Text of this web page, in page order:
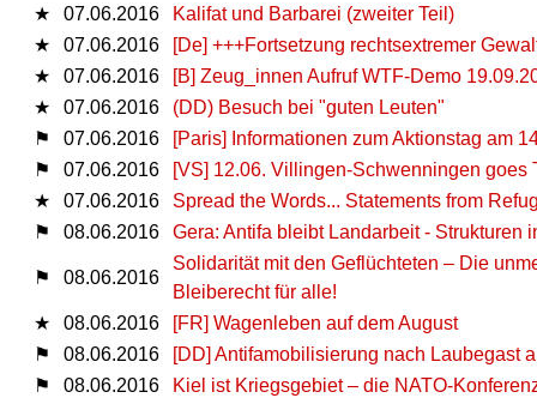
★
07.06.2016
Kalifat und Barbarei (zweiter Teil)
★
07.06.2016
[De] +++Fortsetzung rechtsextremer
★
07.06.2016
[B] Zeug_innen Aufruf WTF-Demo
★
07.06.2016
(DD) Besuch bei "guten Leuten"
⚑
07.06.2016
[Paris] Informationen zum Aktionstag am
⚑
07.06.2016
[VS] 12.06. Villingen-Schwenningen goes
★
07.06.2016
Spread the Words... Statements from
⚑
08.06.2016 Gera: Antifa bleibt Landarbeit - Strukturen
⚑ 08.06.2016
Solidarität mit den Geflüchteten – Die
Bleiberecht für alle!
★
08.06.2016
[FR] Wagenleben auf dem August
⚑
08.06.2016
[DD] Antifamobilisierung nach Laubegast
⚑
08.06.2016
Kiel ist Kriegsgebiet – die NATO-